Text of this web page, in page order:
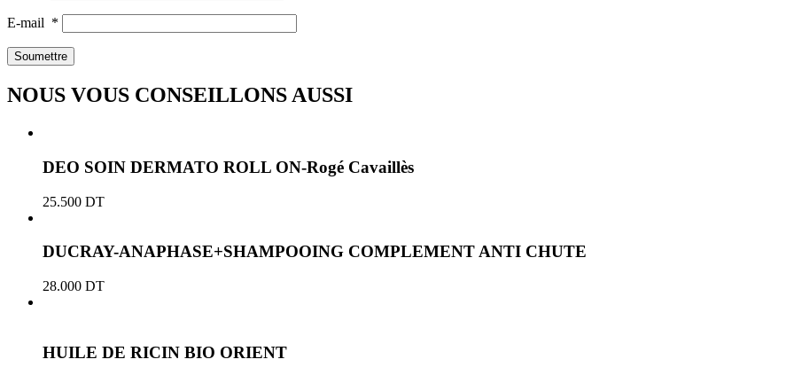
E-mail *
NOUS VOUS CONSEILLONS AUSSI
DEO SOIN DERMATO ROLL ON-Rogé Cavaillès
25.500 DT
DUCRAY-ANAPHASE+SHAMPOOING COMPLEMENT ANTI CHUTE
28.000 DT
HUILE DE RICIN BIO ORIENT